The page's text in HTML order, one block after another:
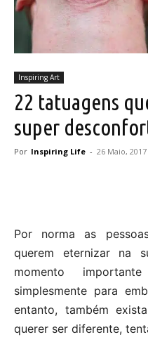
Inspiring Art
22 tatuagens
super
Por Inspiring Life - 26 Maio, 2017
Por norma as
querem eternizar na
momento
simplesmente para
entanto, também
querer ser diferente,